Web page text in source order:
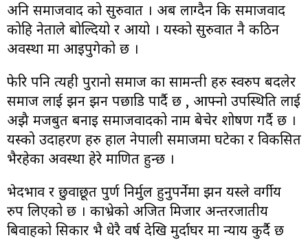
अनि समाजवाद को सुरुवात । अब लाग्दैन कि समाजवाद
कोहि नेताले बोल्दियो र आयो । यस्को सुरुवात नै कठिन
अवस्था मा आइपुगेको छ ।
फेरि पनि त्यही पुरानो समाज का सामन्ती हरु स्वरुप बदलेर
समाज लाई झन झन पछाडि पार्दै छ , आफ्नो उपस्थिति लाई
अझै मजबुत बनाइ समाजवादको नाम बेचेर शोषण गर्दै छ ।
यस्को उदाहरण हरु हाल नेपाली समाजमा घटेका र विकसित
भैरहेका अवस्था हेरे प्रमाणित हुन्छ ।
भेदभाव र छुवाछूत पुर्ण निर्मुल हुनुपर्नेमा झन यस्ले वर्गीय
रुप लिएको छ । काभ्रेको अजित मिजार अन्तरजातीय
बिवाहको सिकार भै धेरै वर्ष देखि मुर्दाघर मा न्याय कुर्दै छ